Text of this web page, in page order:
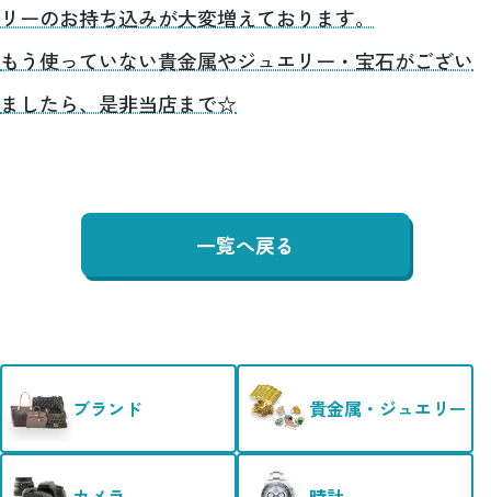
リーのお持ち込みが大変増えております。
もう使っていない貴金属やジュエリー・宝石がござい
ましたら、是非当店まで☆
一覧へ戻る
ブランド 貴金属・ジュエリー